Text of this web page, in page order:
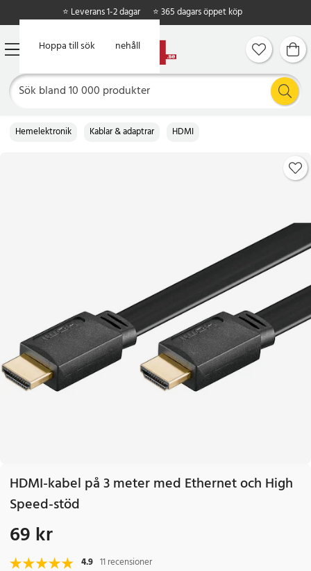
Hoppa till huvudinnehåll
Hoppa till sök
⭐ Leverans 1-2 dagar ⭐ 365 dagars öppet köp
Hemelektronik Kablar & adaptrar HDMI
HDMI-kabel på 3 meter med Ethernet och High
Speed-stöd
Pris: 69 kr
69 kr
4.9 11 recensioner